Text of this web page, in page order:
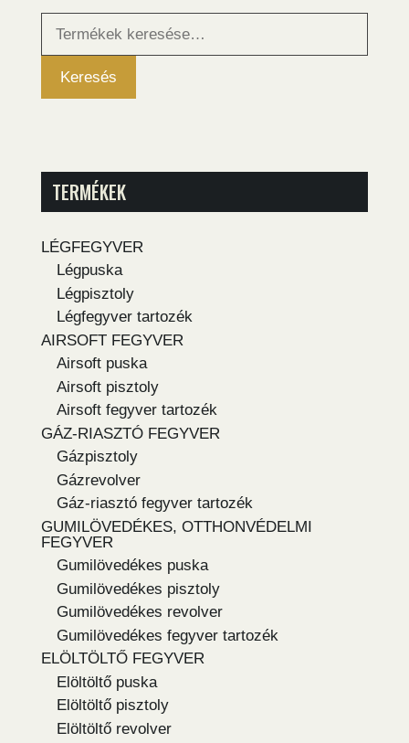
Keresés
Keresés
TERMÉKEK
LÉGFEGYVER
Légpuska
Légpisztoly
Légfegyver tartozék
AIRSOFT FEGYVER
Airsoft puska
Airsoft pisztoly
Airsoft fegyver tartozék
GÁZ-RIASZTÓ FEGYVER
Gázpisztoly
Gázrevolver
Gáz-riasztó fegyver tartozék
GUMILÖVEDÉKES, OTTHONVÉDELMI
FEGYVER
Gumilövedékes puska
Gumilövedékes pisztoly
Gumilövedékes revolver
Gumilövedékes fegyver tartozék
ELÖLTÖLTŐ FEGYVER
Elöltöltő puska
Elöltöltő pisztoly
Elöltöltő revolver